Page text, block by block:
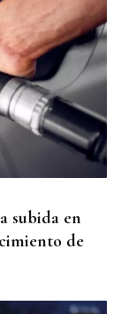
subida en
de